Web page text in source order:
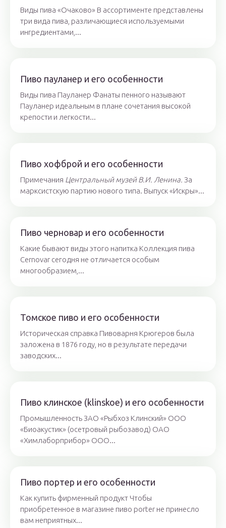
Виды пива «Очаково» В ассортименте представлены
три вида пива, различающиеся используемыми
ингредиентами,...
Пиво пауланер и его особенности
Виды пива Пауланер Фанаты пенного называют
Пауланер идеальным в плане сочетания высокой
крепости и легкости...
Пиво хофброй и его особенности
Примечания Центральный музей В.И. Ленина. За
марксистскую партию нового типа. Выпуск «Искры»...
Пиво черновар и его особенности
Какие бывают виды этого напитка Коллекция пива
Cernovar сегодня не отличается особым
многообразием,...
Томское пиво и его особенности
Историческая справка Пивоварня Крюгеров была
заложена в 1876 году, но в результате передачи
заводских...
Пиво клинское (klinskoe) и его особенности
Промышленность ЗАО «Рыбхоз Клинский» ООО
«Биоакустик» (осетровый рыбозавод) ОАО
«Химлаборприбор» ООО...
Пиво портер и его особенности
Как купить фирменный продукт Чтобы
приобретенное в магазине пиво porter не принесло
вам неприятных...